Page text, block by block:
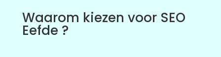
Waarom kiezen voor SEO
Eefde ?